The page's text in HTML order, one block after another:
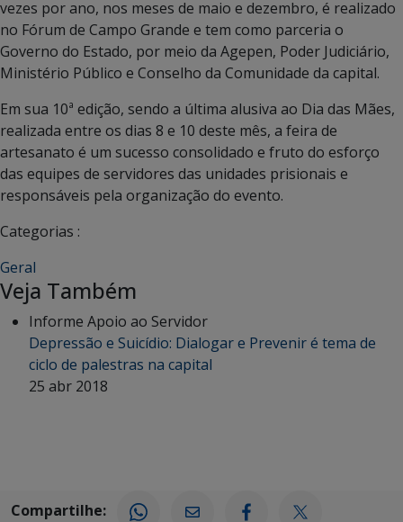
vezes por ano, nos meses de maio e dezembro, é realizado
no Fórum de Campo Grande e tem como parceria o
Governo do Estado, por meio da Agepen, Poder Judiciário,
Ministério Público e Conselho da Comunidade da capital.
Em sua 10ª edição, sendo a última alusiva ao Dia das Mães,
realizada entre os dias 8 e 10 deste mês, a feira de
artesanato é um sucesso consolidado e fruto do esforço
das equipes de servidores das unidades prisionais e
responsáveis pela organização do evento.
Categorias :
Geral
Veja Também
Informe Apoio ao Servidor
Depressão e Suicídio: Dialogar e Prevenir é tema de
ciclo de palestras na capital
25 abr 2018
Compartilhe: